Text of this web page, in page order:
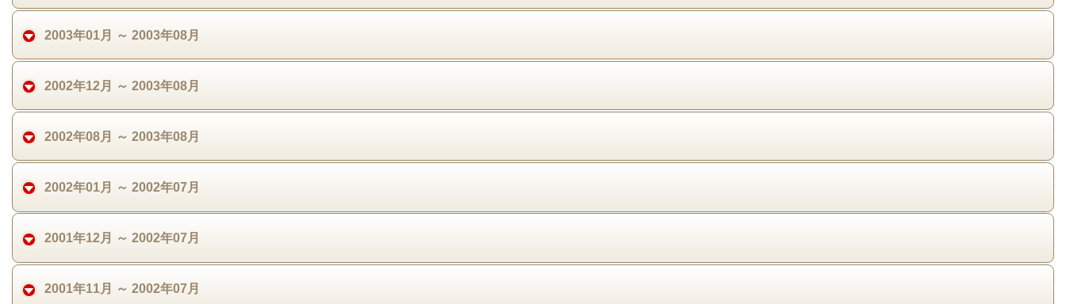
2003年01月 ～ 2003年08月
2002年12月 ～ 2003年08月
2002年08月 ～ 2003年08月
2002年01月 ～ 2002年07月
2001年12月 ～ 2002年07月
2001年11月 ～ 2002年07月